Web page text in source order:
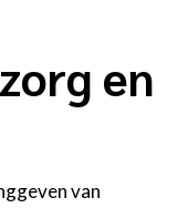
en
van